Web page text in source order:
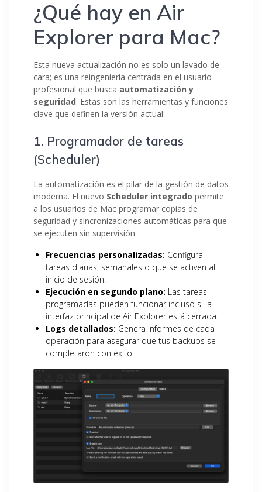
¿Qué hay en Air
Explorer para Mac?
Esta nueva actualización no es solo un lavado de
cara; es una reingeniería centrada en el usuario
profesional que busca automatización y
seguridad. Estas son las herramientas y funciones
clave que definen la versión actual:
1. Programador de tareas
(Scheduler)
La automatización es el pilar de la gestión de datos
moderna. El nuevo Scheduler integrado permite
a los usuarios de Mac programar copias de
seguridad y sincronizaciones automáticas para que
se ejecuten sin supervisión.
Frecuencias personalizadas: Configura
tareas diarias, semanales o que se activen al
inicio de sesión.
Ejecución en segundo plano: Las tareas
programadas pueden funcionar incluso si la
interfaz principal de Air Explorer está cerrada.
Logs detallados: Genera informes de cada
operación para asegurar que tus backups se
completaron con éxito.